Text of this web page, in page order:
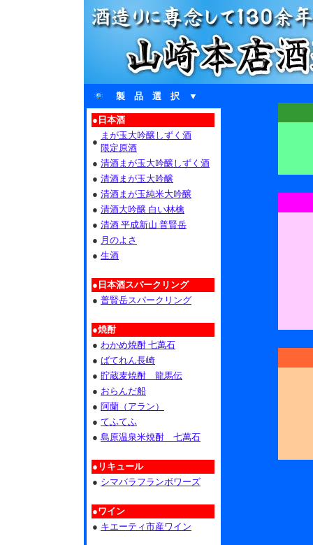
製 品 選 択 ▼
●日本酒
●
まが玉大吟醸しずく酒
限定原酒
● 清酒まが玉大吟醸しずく酒
● 清酒まが玉大吟醸
● 清酒まが玉純米大吟醸
● 清酒大吟醸 白い林檎
● 清酒 平成新山 普賢岳
● 月のよさ
● 生酒
●日本酒スパークリング
● 普賢岳スパークリング
●焼酎
● わかめ焼酎 七萬石
● ばてれん長崎
● 貯蔵麦焼酎 龍馬伝
● おらんだ船
● 阿蘭（アラン）
● てふてふ
● 島原温泉米焼酎 七萬石
●リキュール
● シマバラフランボワーズ
●ワイン
● キエーティ市産ワイン